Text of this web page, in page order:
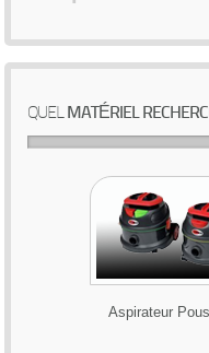
QUELMATÉRIEL
Aspirateur